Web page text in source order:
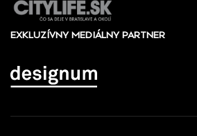
EXKLUZÍVNY MEDIÁLNY PARTNER